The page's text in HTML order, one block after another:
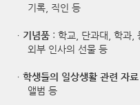
기록, 직인 등
ㆍ 기념품 : 학교, 단과대, 학과,
외부 인사의 선물 등
ㆍ 학생들의 일상생활 관련 자료
앨범 등